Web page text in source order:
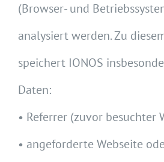
(Browser- und
analysiert werden. Zu
speichert IONOS
Daten:
• Referrer (zuvor besuchter
• angeforderte Webseite